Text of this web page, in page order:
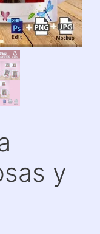
y